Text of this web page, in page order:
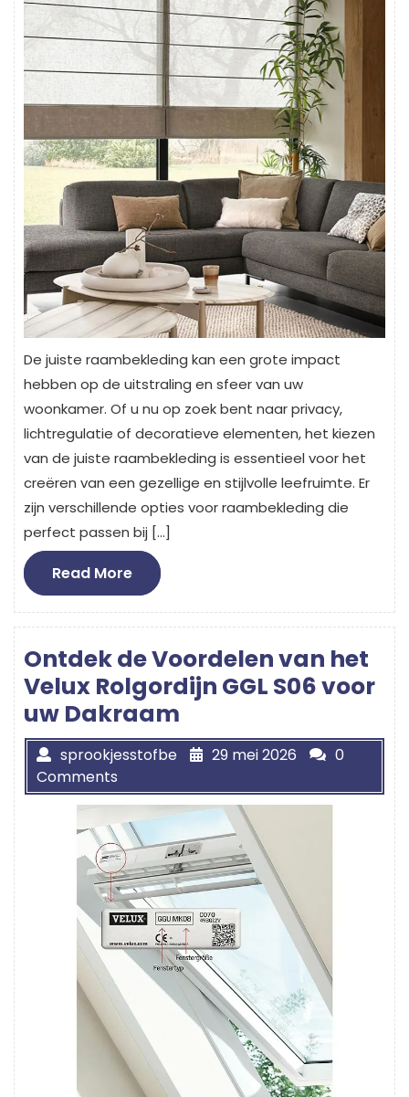
De juiste raambekleding kan een grote impact
hebben op de uitstraling en sfeer van uw
woonkamer. Of u nu op zoek bent naar privacy,
lichtregulatie of decoratieve elementen, het kiezen
van de juiste raambekleding is essentieel voor het
creëren van een gezellige en stijlvolle leefruimte. Er
zijn verschillende opties voor raambekleding die
perfect passen bij […]
Read MoreRead
More
Ontdek de Voordelen van het
Velux Rolgordijn GGL S06 voor
uw Dakraam
sprookjesstofbe 29 mei 2026
0
Comments